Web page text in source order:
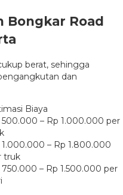
Bongkar Road
berat, sehingga
dan
Biaya
500.000 – Rp 1.000.000 per
1.000.000 – Rp 1.800.000
truk
750.000 – Rp 1.500.000 per